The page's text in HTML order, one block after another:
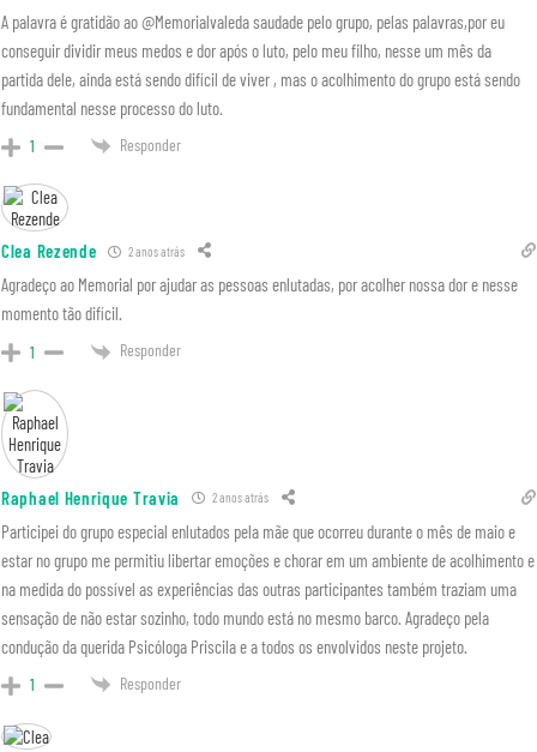
A palavra é gratidão ao @Memorialvaleda saudade pelo grupo, pelas palavras,por eu
conseguir dividir meus medos e dor após o luto, pelo meu filho, nesse um mês da
partida dele, ainda está sendo difícil de viver , mas o acolhimento do grupo está sendo
fundamental nesse processo do luto.
1 Responder
Clea Rezende 2 anos atrás
Agradeço ao Memorial por ajudar as pessoas enlutadas, por acolher nossa dor e nesse
momento tão difícil.
1 Responder
Raphael Henrique Travia 2 anos atrás
Participei do grupo especial enlutados pela mãe que ocorreu durante o mês de maio e
estar no grupo me permitiu libertar emoções e chorar em um ambiente de acolhimento e
na medida do possível as experiências das outras participantes também traziam uma
sensação de não estar sozinho, todo mundo está no mesmo barco. Agradeço pela
condução da querida Psicóloga Priscila e a todos os envolvidos neste projeto.
1 Responder